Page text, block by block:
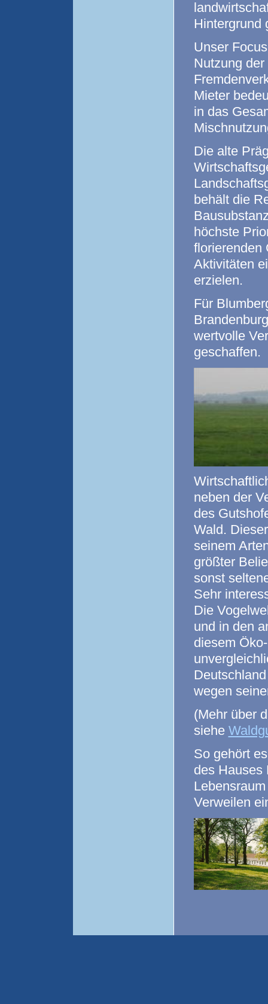
Hintergrund
Unser
Nutzung
Mieter
in das
Die alte
behält die
höchste
florierenden
Aktivitäten
erzielen.
Für
wertvolle
geschaffen.
W
neben der
des
Wald.
seinem
größter
sonst
Sehr
Die
und in den
diesem
wegen
(Mehr über
siehe
So gehört
des Hauses
Verweilen